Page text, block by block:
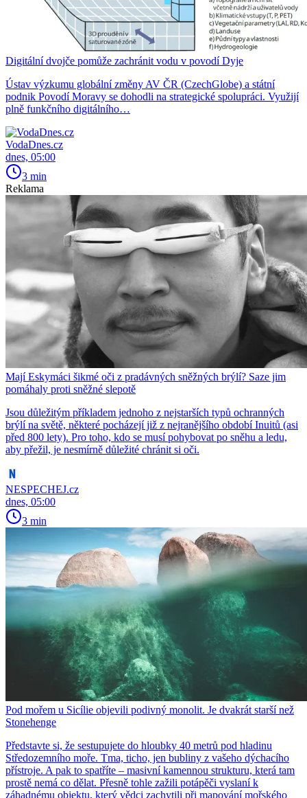
Digitální dvojče pomůže zachránit vodu v povodí Dyje
Ústav výzkumu globální změny AV ČR (CzechGlobe) a státní
podnik Povodí Moravy se dohodli na strategické spolupráci. Využijí
plně funkčního digitálního…
VodaDnes.cz
dnes, 05:00
3 min
Reklama
Mají Eskymáci šikmé oči z pradávných sněžných brýlí? Saze jim
pomáhaly proti sněžné slepotě
Jsou důležitým příkladem jednoho z nejstarších typů ochranných
brýlí na světě, některé pocházejí již z nejranějšího období Inuitů (asi
před 800 lety). Pro toho, kdo se musí pohybovat po sněhu a ledu,
aby přežil, je nesmírně důležité chránit si oči.
NESPECHEJ.cz
dnes, 05:00
3 min
Pod mořem u Sicílie objevili podivný monolit. Je dvakrát starší než
Stonehenge
Představte si, že sestupujete do hloubky 40 metrů pod hladinu
Středozemního moře. Tma, ticho, jen bubliny z vašeho dýchacího
přístroje. A pak to spatříte – masivní kamennou strukturu, která tam
prostě nemá co dělat. Přesně tohle zažili potápěči vyslaní k
záhadnému objektu, který vědci zachytili při mapování mořského